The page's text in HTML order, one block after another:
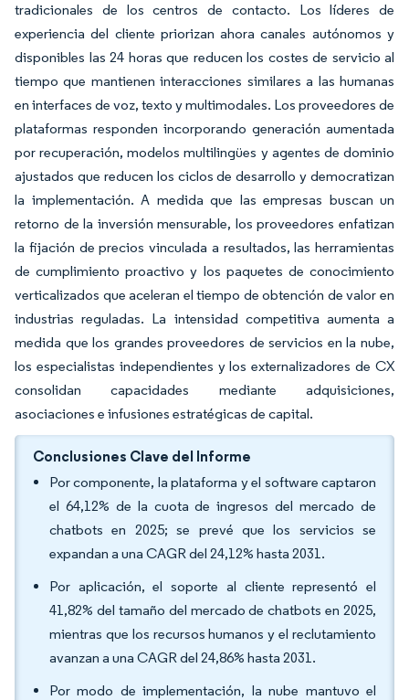
tradicionales de los centros de contacto. Los líderes de
experiencia del cliente priorizan ahora canales autónomos y
disponibles las 24 horas que reducen los costes de servicio al
tiempo que mantienen interacciones similares a las humanas
en interfaces de voz, texto y multimodales. Los proveedores de
plataformas responden incorporando generación aumentada
por recuperación, modelos multilingües y agentes de dominio
ajustados que reducen los ciclos de desarrollo y democratizan
la implementación. A medida que las empresas buscan un
retorno de la inversión mensurable, los proveedores enfatizan
la fijación de precios vinculada a resultados, las herramientas
de cumplimiento proactivo y los paquetes de conocimiento
verticalizados que aceleran el tiempo de obtención de valor en
industrias reguladas. La intensidad competitiva aumenta a
medida que los grandes proveedores de servicios en la nube,
los especialistas independientes y los externalizadores de CX
consolidan capacidades mediante adquisiciones,
asociaciones e infusiones estratégicas de capital.
Conclusiones Clave del Informe
Por componente, la plataforma y el software captaron
el 64,12% de la cuota de ingresos del mercado de
chatbots en 2025; se prevé que los servicios se
expandan a una CAGR del 24,12% hasta 2031.
Por aplicación, el soporte al cliente representó el
41,82% del tamaño del mercado de chatbots en 2025,
mientras que los recursos humanos y el reclutamiento
avanzan a una CAGR del 24,86% hasta 2031.
Por modo de implementación, la nube mantuvo el